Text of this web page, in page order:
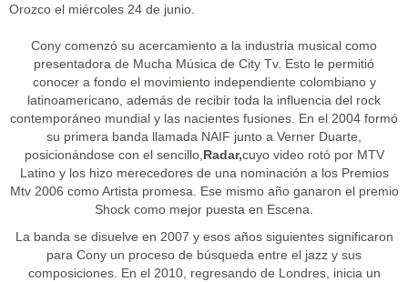
Orozco el miércoles 24 de junio.
Cony comenzó su acercamiento a la industria musical como
presentadora de Mucha Música de City Tv. Esto le permitió
conocer a fondo el movimiento independiente colombiano y
latinoamericano, además de recibir toda la influencia del rock
contemporáneo mundial y las nacientes fusiones. En el 2004 formó
su primera banda llamada NAIF junto a Verner Duarte,
posicionándose con el sencillo,Radar,cuyo video rotó por MTV
Latino y los hizo merecedores de una nominación a los Premios
Mtv 2006 como Artista promesa. Ese mismo año ganaron el premio
Shock como mejor puesta en Escena.
La banda se disuelve en 2007 y esos años siguientes significaron
para Cony un proceso de búsqueda entre el jazz y sus
composiciones. En el 2010, regresando de Londres, inicia un